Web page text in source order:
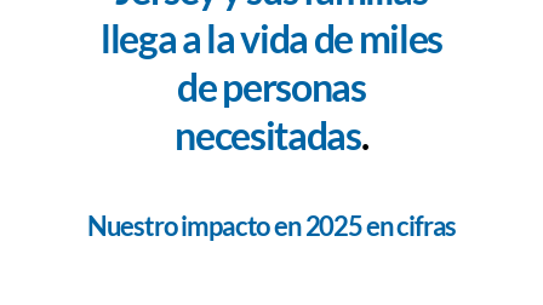
llega a la vida de miles
de personas
necesitadas.
Nuestro impacto en 2025 en cifras